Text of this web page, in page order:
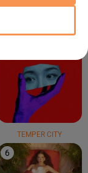
TEMPER CITY
6